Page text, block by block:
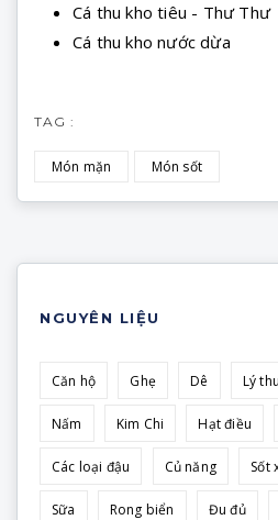
Cá thu kho tiêu - Thư Thư
Cá thu kho nước dừa
TAG :
Món mặn Món sốt
NGUYÊN LIỆU
Căn hộ Ghẹ Dê Lý
Nấm Kim Chi Hạt điều
Các loại đậu Củ năng Sốt
Sữa Rong biển Đu đủ